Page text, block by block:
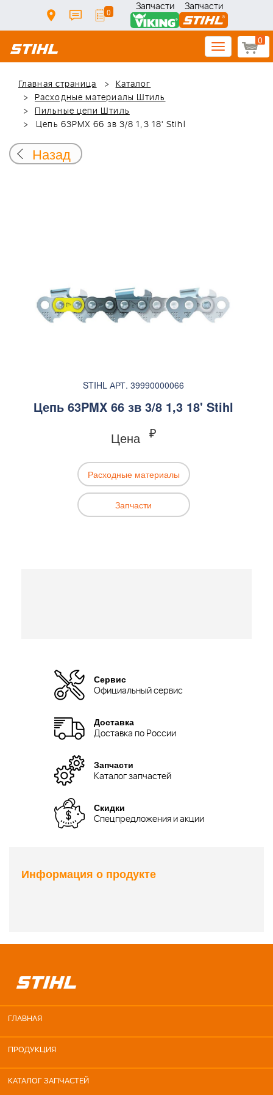
0 Запчасти Запчасти
0
Toggle
navigation
Главная страница
Каталог
Расходные материалы Штиль
Пильные цепи Штиль
Цепь 63PMX 66 зв 3/8 1,3 18' Stihl
Назад
STIHL АРТ. 39990000066
Цепь 63PMX 66 зв 3/8 1,3 18' Stihl
Цена ₽
Расходные материалы
Запчасти
Сервис
Официальный сервис
Доставка
Доставка по России
Запчасти
Каталог запчастей
Скидки
Спецпредложения и акции
Информация о продукте
ГЛАВНАЯ
ПРОДУКЦИЯ
КАТАЛОГ ЗАПЧАСТЕЙ